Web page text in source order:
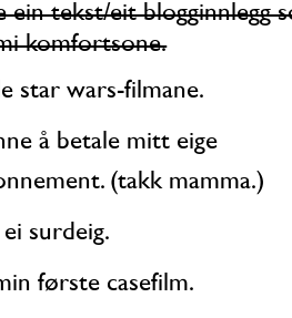
komfortsone.
star wars-filmane.
(takk mamma.)
ei surdeig.
min første casefilm.